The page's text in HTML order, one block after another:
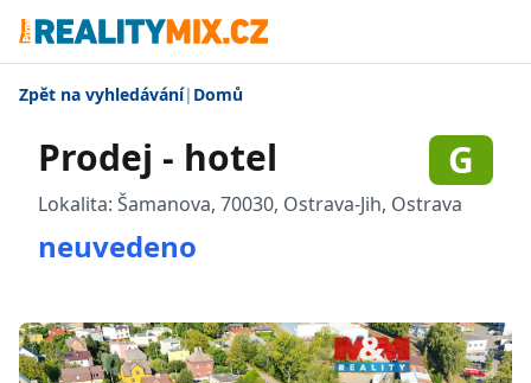
Zpět na vyhledávání| Domů
Prodej - hotel G
Lokalita: Šamanova, 70030, Ostrava-Jih, Ostrava
neuvedeno